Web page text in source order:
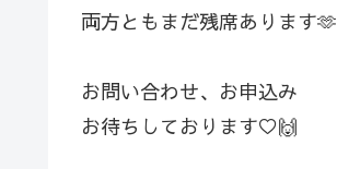
両方ともまだ残席あります🫶
お問い合わせ、お申込み
お待ちしております♡🙌